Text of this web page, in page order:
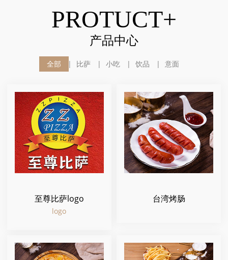
PROTUCT+
产品中心
全部 比萨 小吃 饮品 意面
至尊比萨logo
logo
台湾烤肠